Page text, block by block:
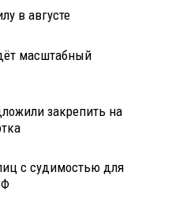
в августе
масштабный
закрепить на
с судимостью для